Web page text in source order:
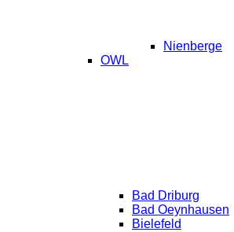
Nienberge
OWL
Bad Driburg
Bad Oeynhausen
Bielefeld